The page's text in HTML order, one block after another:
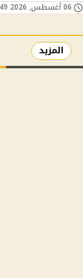
06 أغسطس, 2026 01:49 م
المزيد